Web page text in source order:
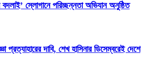
স্লোগানে পরিচ্ছন্নতা অভিযান অনুষ্ঠিত
প্রত্যাহারের দাবি, শেখ হাসিনার ডিসেম্বরেই দেশে